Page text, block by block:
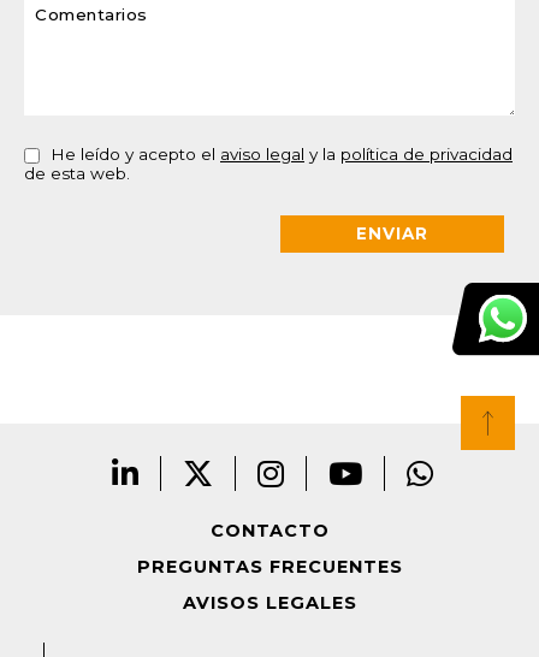
He leído y acepto el aviso legal y la política de privacidad
de esta web.
CONTACTO
PREGUNTAS FRECUENTES
AVISOS LEGALES